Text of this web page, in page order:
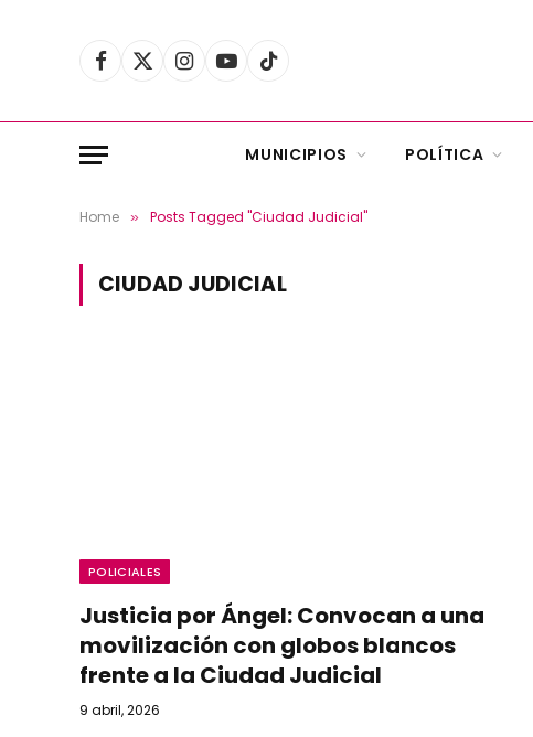
Facebook
X
Instagram
YouTubeTikTok
MUNICIPIOS POLÍTICA
Home » Posts Tagged "Ciudad Judicial"
CIUDAD JUDICIAL
POLICIALES
Justicia por Ángel: Convocan a una
movilización con globos blancos
frente a la Ciudad Judicial
9 abril, 2026